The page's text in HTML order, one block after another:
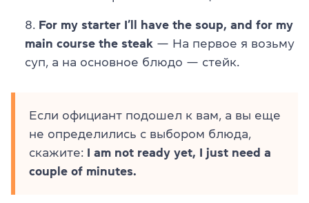
For my starter I’ll have the soup, and for my
main course the steak — На первое я возьму
суп, а на основное блюдо — стейк.
Если официант подошел к вам, а вы еще
не определились с выбором блюда,
скажите: I am not ready yet, I just need a
couple of minutes.